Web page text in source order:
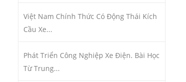
Việt Nam Chính Thức Có Động Thái Kích
Cầu Xe...
Phát Triển Công Nghiệp Xe Điện. Bài Học
Từ Trung...